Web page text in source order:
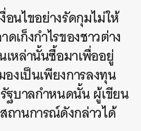
นไขอย่างรัดกุมไม่ให้
เก็งกำไรของชาวต่าง
เหล่านั้นซื้อมาเพื่ออยู่
งเป็นเพียงการลงทุน
ฐบาลกำหนดนั้น ผู้เขียน
ถานการณ์ดังกล่าวได้